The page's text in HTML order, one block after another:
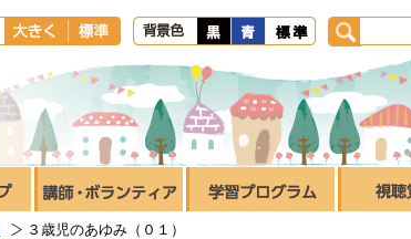
３歳児のあゆみ（０１）